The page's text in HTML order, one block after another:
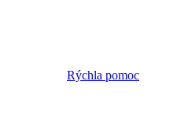
Rýchla pomoc